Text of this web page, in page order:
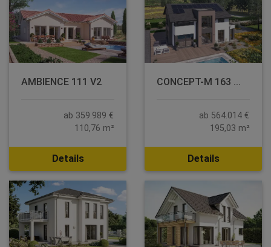
AMBIENCE 111 V2
ab 359.989 €
110,76 m²
Details
CONCEPT-M 163 ...
ab 564.014 €
195,03 m²
Details